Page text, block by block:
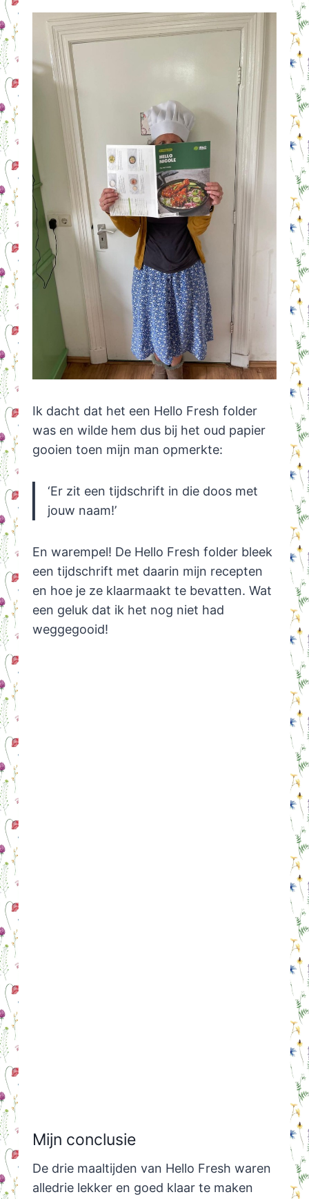
Ik dacht dat het een Hello Fresh folder
was en wilde hem dus bij het oud papier
gooien toen mijn man opmerkte:
‘Er zit een tijdschrift in die doos met
jouw naam!’
En warempel! De Hello Fresh folder bleek
een tijdschrift met daarin mijn recepten
en hoe je ze klaarmaakt te bevatten. Wat
een geluk dat ik het nog niet had
weggegooid!
Mijn conclusie
De drie maaltijden van Hello Fresh waren
alledrie lekker en goed klaar te maken